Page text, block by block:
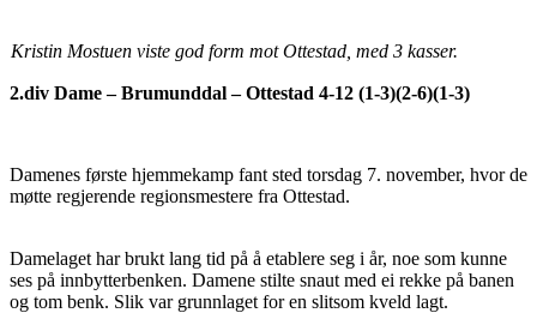
Kristin Mostuen viste god form mot Ottestad, med 3 kasser.
2.div Dame – Brumunddal – Ottestad 4-12 (1-3)(2-6)(1-3)
Damenes første hjemmekamp fant sted torsdag 7. november, hvor de
møtte regjerende regionsmestere fra Ottestad.
Damelaget har brukt lang tid på å etablere seg i år, noe som kunne
ses på innbytterbenken. Damene stilte snaut med ei rekke på banen
og tom benk. Slik var grunnlaget for en slitsom kveld lagt.